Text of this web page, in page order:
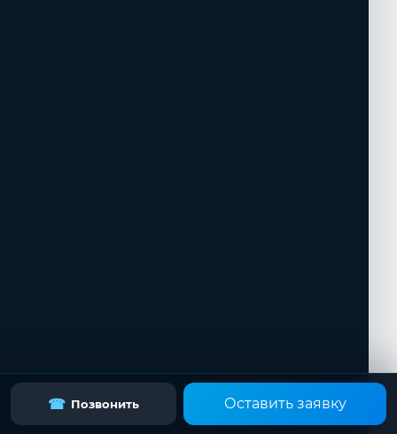
☎ Позвонить Оставить заявку